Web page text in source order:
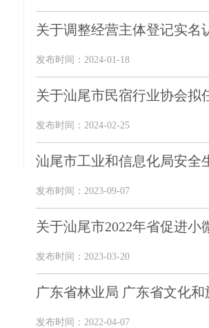
关于调整经营主体登记实名
发布时间：2024-01-18
关于汕尾市民宿行业协会拟
发布时间：2024-02-25
汕尾市工业和信息化局安全
发布时间：2023-09-07
关于汕尾市2022年省促进
发布时间：2023-03-20
广东省林业局 广东省文化
发布时间：2022-04-07